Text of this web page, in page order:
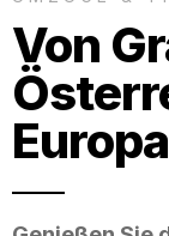
Von
Europa